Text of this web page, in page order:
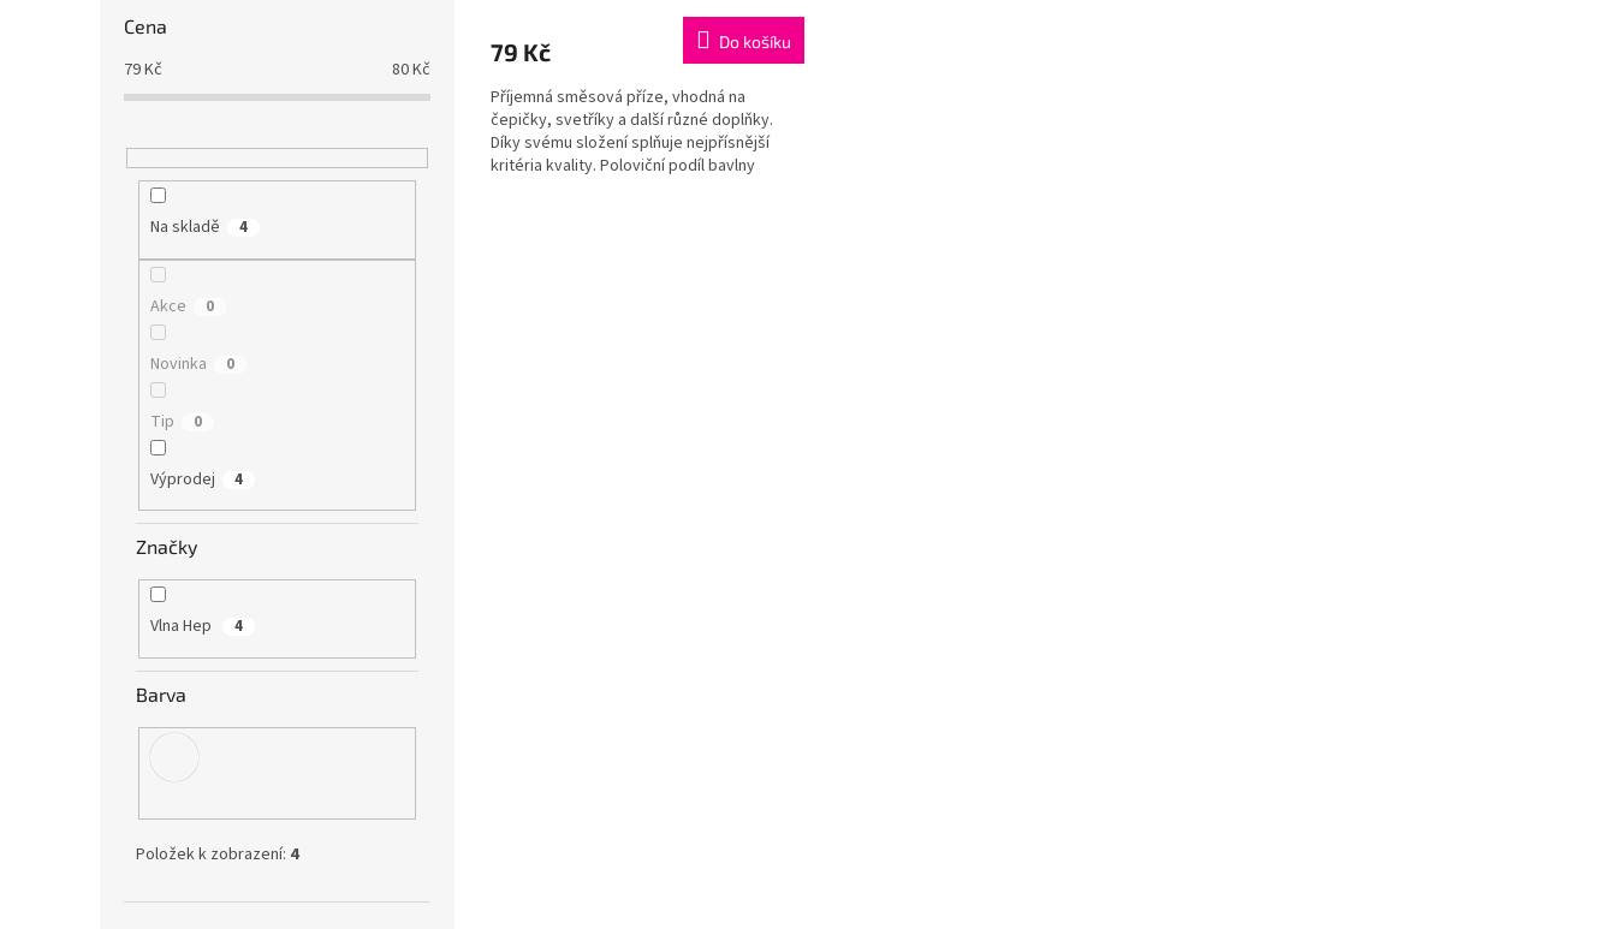
Cena
79Kč 80Kč
Na skladě 4
Akce 0
Novinka 0
Tip 0
Výprodej 4
Značky
Vlna Hep 4
Barva
Položek k zobrazení: 4
79 Kč Do košíku
Příjemná směsová příze, vhodná na
čepičky, svetříky a další různé doplňky.
Díky svému složení splňuje nejpřísnější
kritéria kvality. Poloviční podíl bavlny